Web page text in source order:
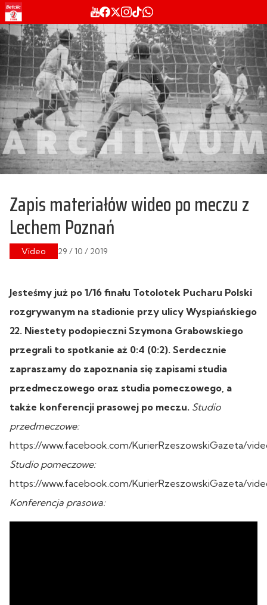
Zapis materiałów wideo po meczu z
Lechem Poznań
Video 29 / 10 / 2019
Jesteśmy już po 1/16 finału Totolotek Pucharu Polski
rozgrywanym na stadionie przy ulicy Wyspiańskiego
22. Niestety podopieczni Szymona Grabowskiego
przegrali to spotkanie aż 0:4 (0:2). Serdecznie
zapraszamy do zapoznania się zapisami studia
przedmeczowego oraz studia pomeczowego, a
także konferencji prasowej po meczu. Studio
przedmeczowe:
https://www.facebook.com/KurierRzeszowskiGazeta/
Studio pomeczowe:
https://www.facebook.com/KurierRzeszowskiGazeta/
Konferencja prasowa: